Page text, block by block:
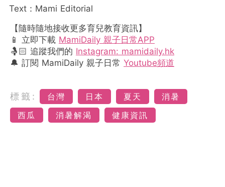
Text：Mami Editorial
【隨時隨地接收更多育兒教育資訊】
📱 立即下載 MamiDaily 親子日常APP
🤱🏻 追蹤我們的 Instagram: mamidaily.hk
🔔 訂閱 MamiDaily 親子日常 Youtube頻道
標籤: 台灣 日本 夏天
消暑
西瓜
消暑解渴 健康資訊